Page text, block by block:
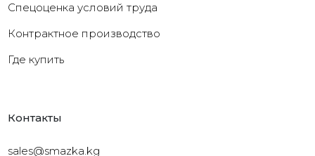
Cпецоценка условий труда
Контрактное производство
Где купить
Контакты
sales@smazka.kg